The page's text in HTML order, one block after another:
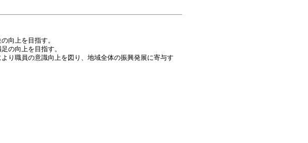
向上を目指す。
の向上を目指す。
り職員の意識向上を図り、地域全体の振興発展に寄与す